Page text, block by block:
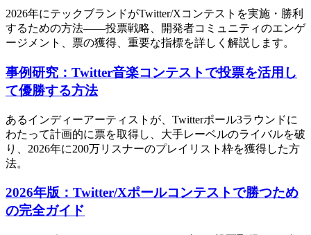
2026年にテックブランドがTwitter/Xコンテストを実施・勝利
するための方法――投票戦略、開発者コミュニティのエンゲ
ージメント、票の獲得、重要な指標を詳しく解説します。
事例研究：Twitter音楽コンテストで投票を活用し
て優勝する方法
あるインディーアーティストが、Twitterポール3ラウンドに
わたって計画的に票を取得し、大手レーベルのライバルを破
り、2026年に200万リスナーのプレイリスト枠を獲得した方
法。
2026年版：Twitter/Xポールコンテストで勝つため
の完全ガイド